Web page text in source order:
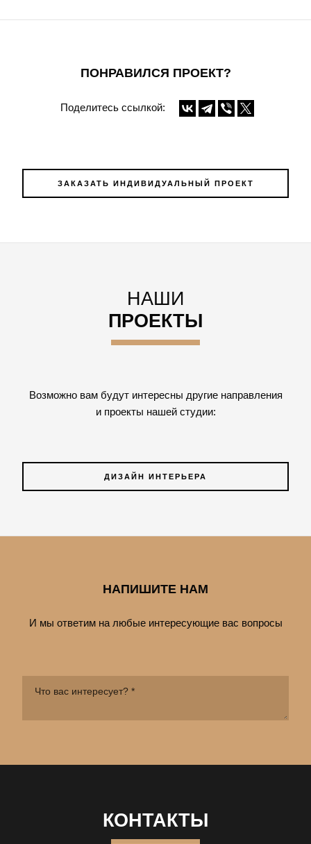
ПОНРАВИЛСЯ ПРОЕКТ?
Поделитесь ссылкой:
ЗАКАЗАТЬ ИНДИВИДУАЛЬНЫЙ ПРОЕКТ
НАШИ
ПРОЕКТЫ
Возможно вам будут интересны другие направления
и проекты нашей студии:
ДИЗАЙН ИНТЕРЬЕРА
НАПИШИТЕ НАМ
И мы ответим на любые интересующие вас вопросы
КОНТАКТЫ